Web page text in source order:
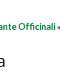
Officinali»